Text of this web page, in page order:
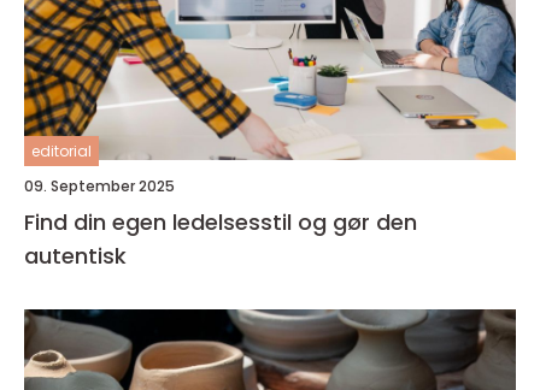
editorial
09. September 2025
Find din egen ledelsesstil og gør den
autentisk